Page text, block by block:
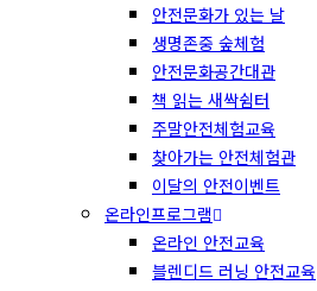
안전문화가 있는 날
생명존중 숲체험
안전문화공간대관
책 읽는 새싹쉼터
주말안전체험교육
찾아가는 안전체험관
이달의 안전이벤트
온라인프로그램
온라인 안전교육
블렌디드 러닝 안전교육